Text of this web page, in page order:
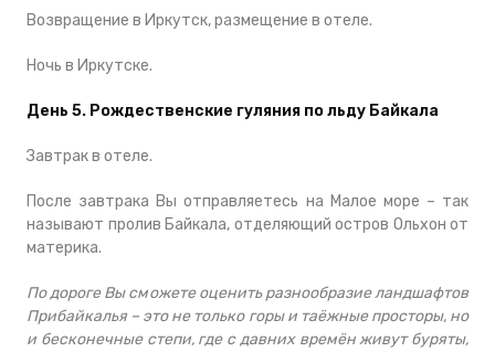
Возвращение в Иркутск, размещение в отеле.
Ночь в Иркутске.
День 5. Рождественские гуляния по льду Байкала
Завтрак в отеле.
После завтрака Вы отправляетесь на Малое море – так
называют пролив Байкала, отделяющий остров Ольхон от
материка.
По дороге Вы сможете оценить разнообразие ландшафтов
Прибайкалья – это не только горы и таёжные просторы, но
и бесконечные степи, где с давних времён живут буряты,